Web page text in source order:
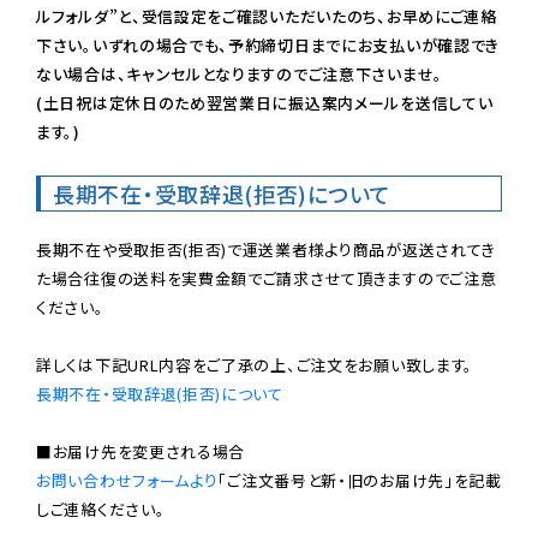
ルフォルダ”と、受信設定をご確認いただいたのち、お早めにご連絡
下さい。いずれの場合でも、予約締切日までにお支払いが確認でき
ない場合は、キャンセルとなりますのでご注意下さいませ。
(土日祝は定休日のため翌営業日に振込案内メールを送信してい
ます。)
長期不在・受取辞退(拒否)について
長期不在や受取拒否(拒否)で運送業者様より商品が返送されてき
た場合往復の送料を実費金額でご請求させて頂きますのでご注意
ください。
長期不在・受取辞退(拒否)について
お問い合わせフォームより 「ご注文番号と新・旧のお届け先」を記載
しご連絡ください。